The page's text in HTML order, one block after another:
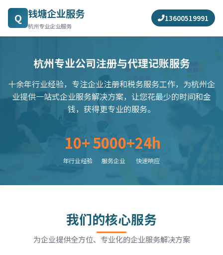
Q 钱塘企业服务
杭州专业企业服务
13600519991
杭州专业公司注册与代理记账服务
十余年行业经验，专注企业注册和税务服务工作，为杭州企
业提供一站式企业服务解决方案，让您花最少的时间和金
钱，获得更专业的服务。
10+
年行业经验
5000+
服务企业
24h
快速响应
我们的核心服务
为企业提供全方位、专业化的企业服务解决方案